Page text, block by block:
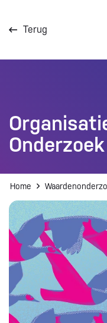
Terug
Onderzoek
Home